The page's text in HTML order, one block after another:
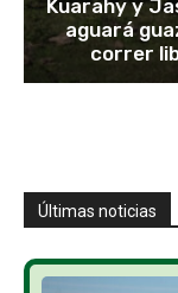
Kuarahy y
aguará
correr
Últimas noticias